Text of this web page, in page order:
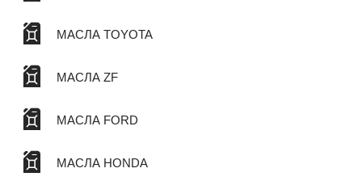
МАСЛА TOYOTA
МАСЛА ZF
МАСЛА FORD
МАСЛА HONDA